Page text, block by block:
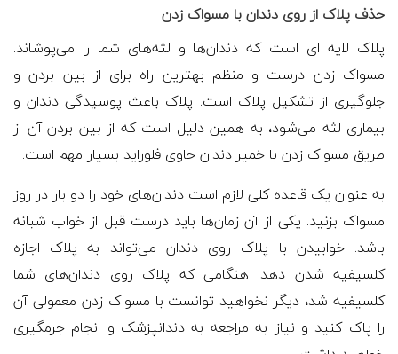
حذف پلاک از روی دندان با مسواک زدن
پلاک لایه ای است که دندان‌ها و لثه‌های شما را می‌پوشاند.
مسواک زدن درست و منظم بهترین راه برای از بین بردن و
جلوگیری از تشکیل پلاک است. پلاک باعث پوسیدگی دندان و
بیماری لثه می‌شود، به همین دلیل است که از بین بردن آن از
طریق مسواک زدن با خمیر دندان حاوی فلوراید بسیار مهم است.
به عنوان یک قاعده کلی لازم است دندان‌های خود را دو بار در روز
مسواک بزنید. یکی از آن زمان‌ها باید درست قبل از خواب شبانه
باشد. خوابیدن با پلاک روی دندان می‌تواند به پلاک اجازه
کلسیفیه شدن دهد. هنگامی که پلاک روی دندان‌های شما
کلسیفیه شد، دیگر نخواهید توانست با مسواک زدن معمولی آن
را پاک کنید و نیاز به مراجعه به دندانپزشک و انجام جرمگیری